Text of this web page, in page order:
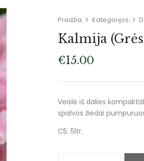
Pradžia Kategorijos
Kalmija
€15.00
Veislė iš dalies
spalvos žiedai
C5. 5ltr.